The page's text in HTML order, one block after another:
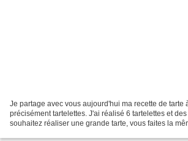
Je partage avec vous aujourd'hui ma recette de tarte
précisément tartelettes. J'ai réalisé 6 tartelettes et
souhaitez réaliser une grande tarte, vous faites la